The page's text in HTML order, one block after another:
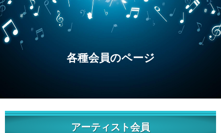
各種会員のページ
アーティスト会員